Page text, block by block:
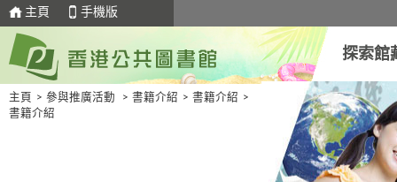
主頁 手機版
探索館
主頁 > 參與推廣活動 > 書籍介紹 > 書籍介紹 >
書籍介紹